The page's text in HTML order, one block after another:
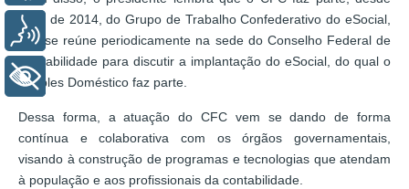
julho de 2014, do Grupo de Trabalho Confederativo do eSocial,
que se reúne periodicamente na sede do Conselho Federal de
Contabilidade para discutir a implantação do eSocial, do qual o
Simples Doméstico faz parte.
Dessa forma, a atuação do CFC vem se dando de forma
contínua e colaborativa com os órgãos governamentais,
visando à construção de programas e tecnologias que atendam
à população e aos profissionais da contabilidade.
+ Acessibilidade